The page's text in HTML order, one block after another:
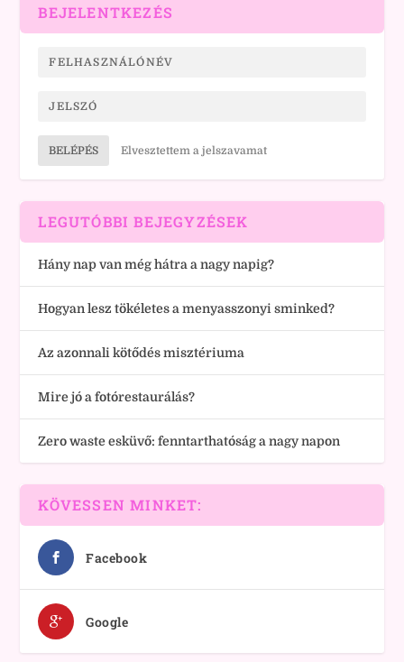
BEJELENTKEZÉS
BELÉPÉS Elvesztettem a jelszavamat
LEGUTÓBBI BEJEGYZÉSEK
Hány nap van még hátra a nagy napig?
Hogyan lesz tökéletes a menyasszonyi sminked?
Az azonnali kötődés misztériuma
Mire jó a fotórestaurálás?
Zero waste esküvő: fenntarthatóság a nagy napon
KÖVESSEN MINKET:
Facebook
Google